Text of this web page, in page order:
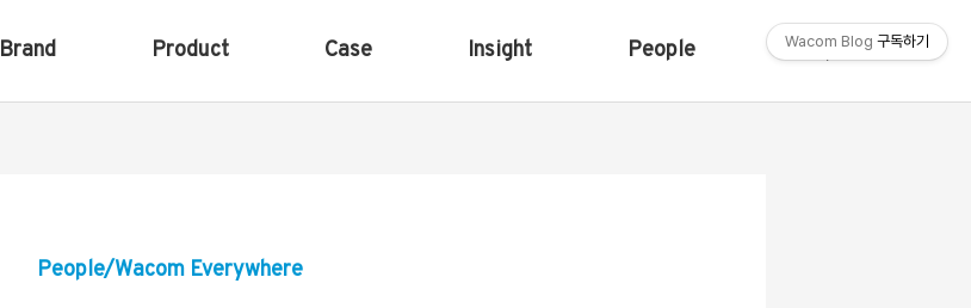
Brand Product Case Insight People Shop
People/Wacom Everywhere
Wacom Blog 구독하기